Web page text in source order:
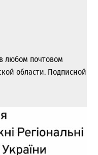
любом почтовом
области. Подписной